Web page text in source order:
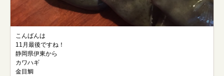
こんばんは
11月最後ですね！
静岡県伊東から
カワハギ
金目鯛